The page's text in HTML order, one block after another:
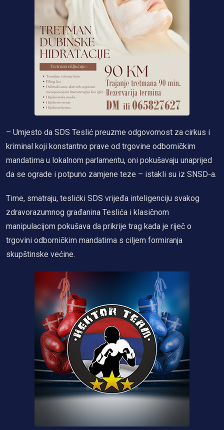
– Umjesto da SDS Teslić preuzme odgovornost za cirkus i
kriminal koji konstantno prave od trgovine odborničkim
mandatima u lokalnom parlamentu, oni pokušavaju unaprijed
da se ograde i potpuno zamjene teze – istakli su iz SNSD-a.
Time, smatraju, teslićki SDS vrijeđa inteligenciju svakog
zdravorazumnog građanina Teslića i klasičnom
manipulacijom pokušava da prikrije trag kada je riječ o
trgovini odborničkim mandatima s ciljem formiranja
skupštinske većine.